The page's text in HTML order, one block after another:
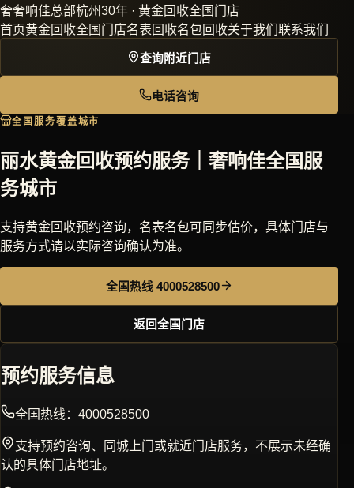
奢奢响佳总部杭州30年 · 黄金回收全国门店
首页黄金回收全国门店名表回收名包回收关于我们 联系我们
查询附近门店
电话咨询
全国服务覆盖城市
丽水黄金回收预约服务｜奢响佳全国服
务城市
支持黄金回收预约咨询，名表名包可同步估价，具体门店与
服务方式请以实际咨询确认为准。
全国热线 4000528500
返回全国门店
预约服务信息
全国热线： 4000528500
支持预约咨询、同城上门或就近门店服务，不展示未经确
认的具体门店地址。